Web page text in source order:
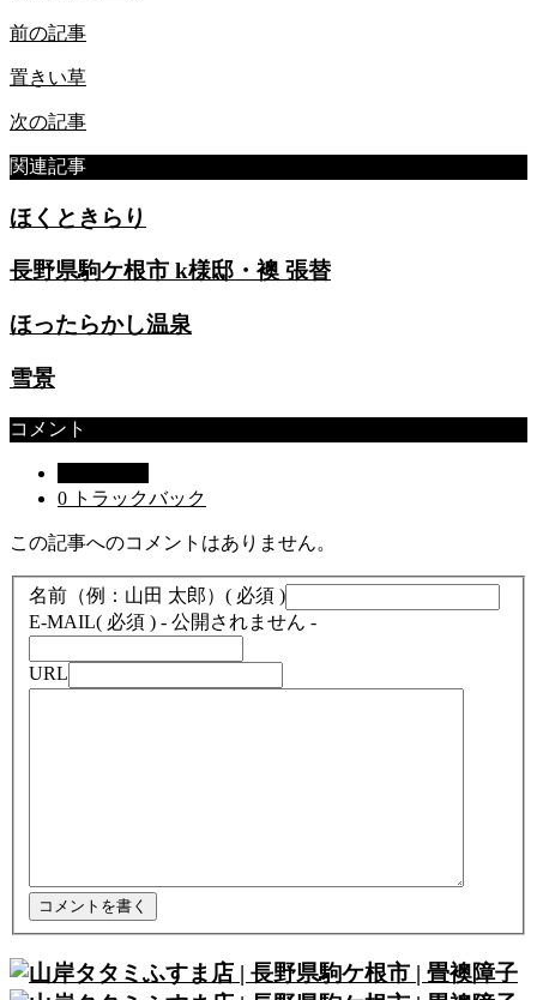
前の記事
置きい草
次の記事
関連記事
ほくときらり
長野県駒ケ根市 k様邸・襖 張替
ほったらかし温泉
雪景
コメント
0 トラックバック
この記事へのコメントはありません。
名前（例：山田 太郎） ( 必須 )
E-MAIL( 必須 ) - 公開されません -
URL